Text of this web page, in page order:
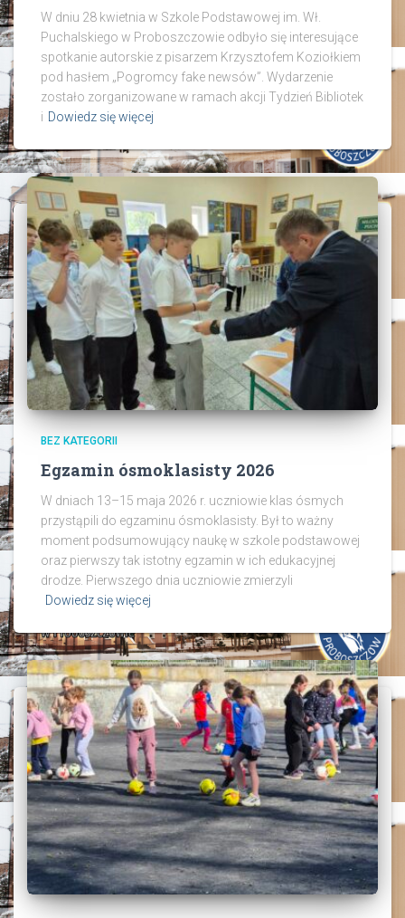
W dniu 28 kwietnia w Szkole Podstawowej im. Wł.
Puchalskiego w Proboszczowie odbyło się interesujące
spotkanie autorskie z pisarzem Krzysztofem Koziołkiem
pod hasłem „Pogromcy fake newsów”. Wydarzenie
zostało zorganizowane w ramach akcji Tydzień Bibliotek
i Dowiedz się więcej
BEZ KATEGORII
Egzamin ósmoklasisty 2026
W dniach 13–15 maja 2026 r. uczniowie klas ósmych
przystąpili do egzaminu ósmoklasisty. Był to ważny
moment podsumowujący naukę w szkole podstawowej
oraz pierwszy tak istotny egzamin w ich edukacyjnej
drodze. Pierwszego dnia uczniowie zmierzyli
Dowiedz się więcej